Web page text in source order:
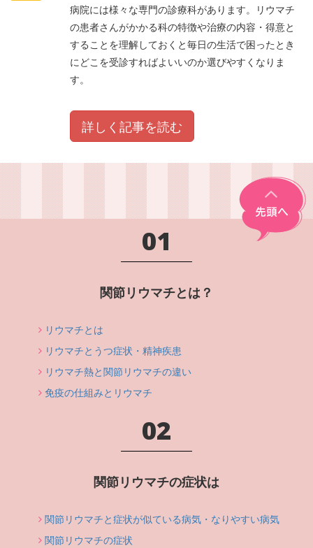
病院には様々な専門の診療科があります。リウマチ
の患者さんがかかる科の特徴や治療の内容・得意と
することを理解しておくと毎日の生活で困ったとき
にどこを受診すればよいいのか選びやすくなりま
す。
詳しく記事を読む
01
関節リウマチとは？
リウマチとは
リウマチとうつ症状・精神疾患
リウマチ熱と関節リウマチの違い
免疫の仕組みとリウマチ
02
関節リウマチの症状は
関節リウマチと症状が似ている病気・なりやすい病気
関節リウマチの症状